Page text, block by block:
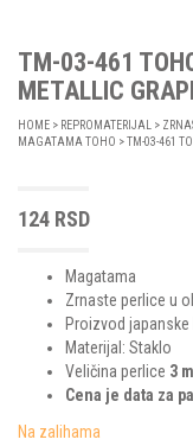
TM-03-461
METALLIC
HOME > REPROMATERIJAL >
MAGATAMA TOHO > TM-03-461
124 RSD
Magatama
Zrnaste perlice u
Proizvod japanske
Materijal: Staklo
Veličina perlice 3
Cena je data za
Na zalihama